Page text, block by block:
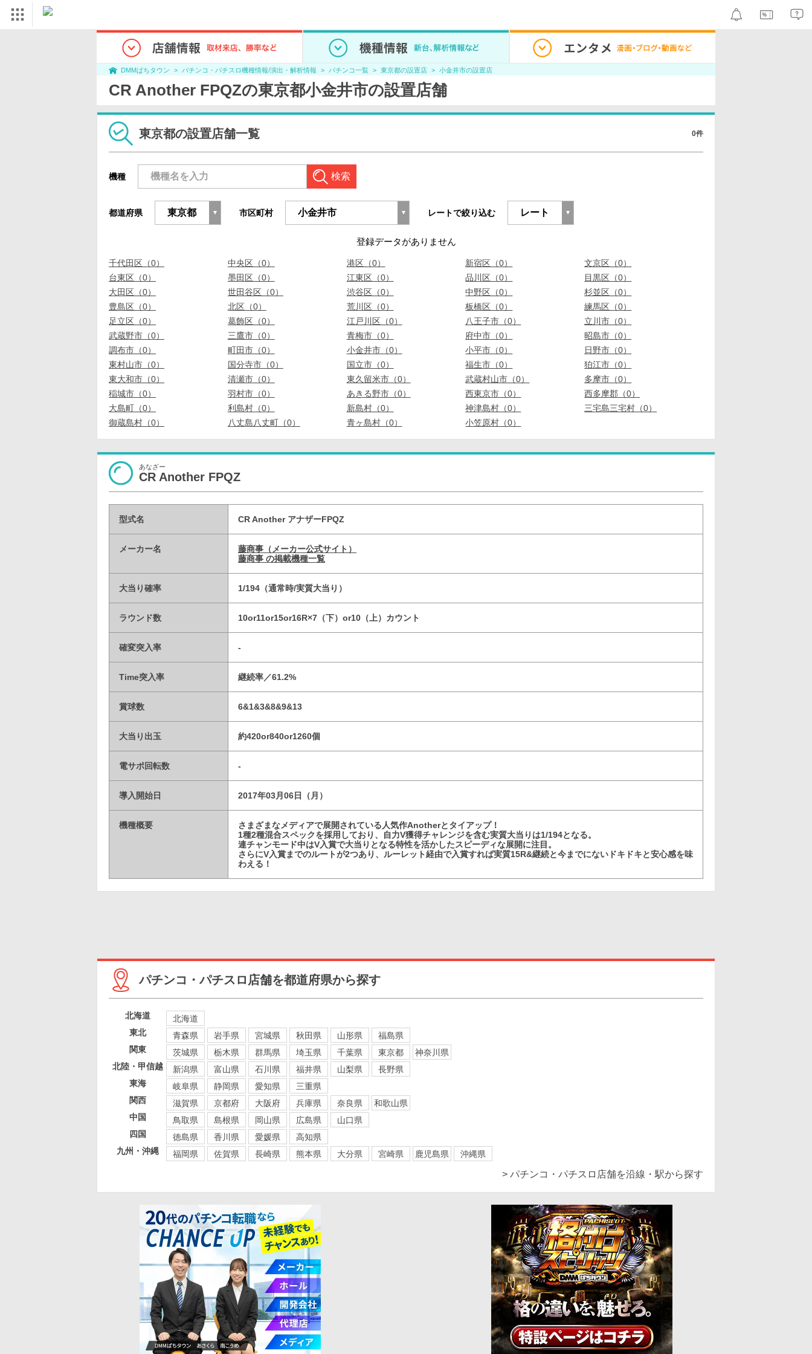
DMMぱちタウン パチンコ・パチスロ機種情報/演出・解析情報 パチンコ一覧 東京都の設置店 小金井市の設置店
CR Another FPQZの東京都小金井市の設置店舗
東京都の設置店舗一覧 0件
機種 検索
都道府県 市区町村 レートで絞り込む
登録データがありません
千代田区（0） 中央区（0） 港区（0） 新宿区（0）
文京区（0）
台東区（0）
墨田区（0） 江東区（0） 品川区（0）
目黒区（0）
大田区（0）
世田谷区（0） 渋谷区（0） 中野区（0）
杉並区（0）
豊島区（0）
北区（0） 荒川区（0） 板橋区（0）
練馬区（0）
足立区（0）
葛飾区（0） 江戸川区（0） 八王子市（0）
立川市（0）
武蔵野市（0）
三鷹市（0） 青梅市（0） 府中市（0）
昭島市（0）
調布市（0）
町田市（0） 小金井市（0） 小平市（0）
日野市（0）
東村山市（0）
国分寺市（0） 国立市（0） 福生市（0）
狛江市（0）
東大和市（0）
清瀬市（0） 東久留米市（0） 武蔵村山市（0）
多摩市（0）
稲城市（0）
羽村市（0） あきる野市（0） 西東京市（0）
西多摩郡（0）
大島町（0）
利島村（0） 新島村（0） 神津島村（0）
三宅島三宅村（0）
御蔵島村（0）
八丈島八丈町（0） 青ヶ島村（0） 小笠原村（0）
あなざー
CR Another FPQZ
型式名 CR Another アナザーFPQZ
メーカー名
藤商事（メーカー公式サイト）
藤商事 の掲載機種一覧
大当り確率 1/194（通常時/実質大当り）
ラウンド数 10or11or15or16R×7（下）or10（上）カウント
確変突入率 -
Time突入率 継続率／61.2%
賞球数 6&1&3&8&9&13
大当り出玉 約420or840or1260個
電サポ回転数 -
導入開始日 2017年03月06日（月）
機種概要
さまざまなメディアで展開されている人気作Anotherとタイアップ！
1種2種混合スペックを採用しており、自力V獲得チャレンジを含む実質大当りは1/194となる。
連チャンモード中はV入賞で大当りとなる特性を活かしたスピーディな展開に注目。
さらにV入賞までのルートが2つあり、ルーレット経由で入賞すれば実質15R&継続と今までにないドキドキと安心感を味
わえる！
パチンコ・パチスロ店舗を都道府県から探す
北海道
北海道
東北
青森県 岩手県 宮城県 秋田県 山形県
福島県
関東
茨城県 栃木県 群馬県 埼玉県 千葉県 東京都
神奈川県
北陸・甲信越
新潟県 富山県 石川県 福井県 山梨県
長野県
東海
岐阜県 静岡県 愛知県
三重県
関西
滋賀県 京都府 大阪府 兵庫県 奈良県
和歌山県
中国
鳥取県 島根県 岡山県 広島県
山口県
四国
徳島県 香川県 愛媛県
高知県
九州・沖縄
福岡県 佐賀県 長崎県 熊本県 大分県 宮崎県 鹿児島県 沖縄県
> パチンコ・パチスロ店舗を沿線・駅から探す